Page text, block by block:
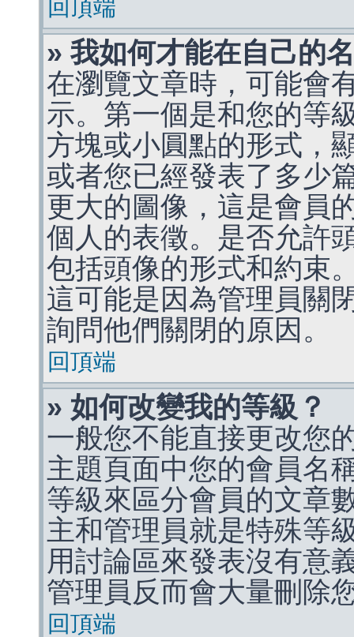
回頂端
» 我如何才能在自己的
在瀏覽文章時，可能會
示。第一個是和您的等
方塊或小圓點的形式，
或者您已經發表了多少
更大的圖像，這是會員
個人的表徵。是否允許
包括頭像的形式和約束
這可能是因為管理員關
詢問他們關閉的原因。
回頂端
» 如何改變我的等級？
一般您不能直接更改您
主題頁面中您的會員名
等級來區分會員的文章
主和管理員就是特殊等
用討論區來發表沒有意
管理員反而會大量刪除
回頂端